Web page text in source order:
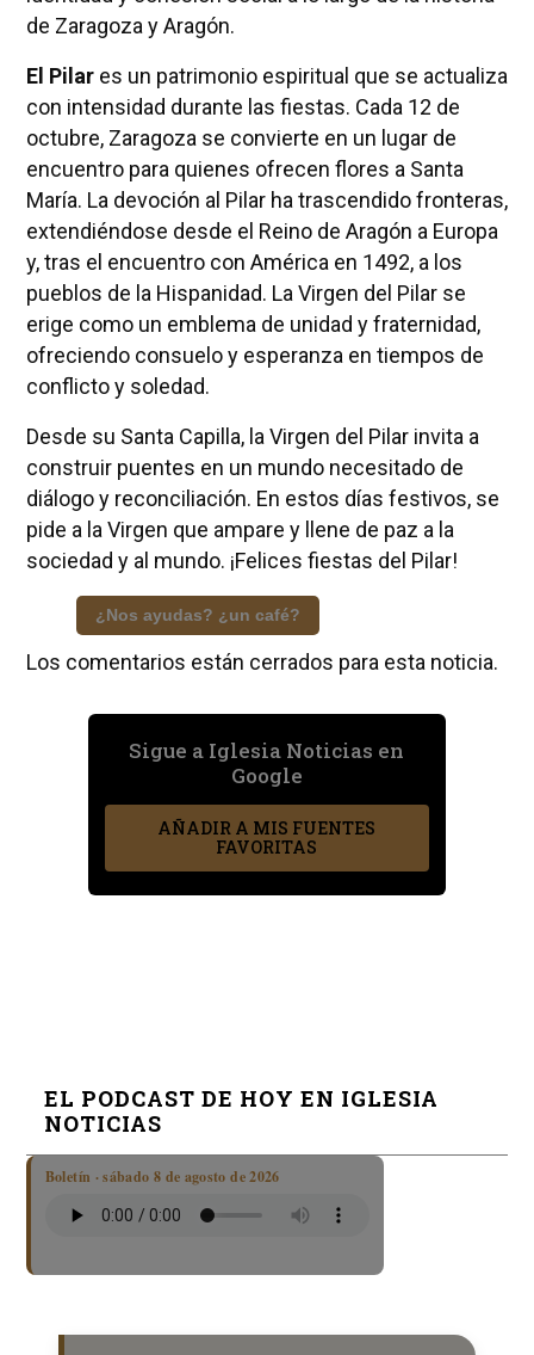
de Zaragoza y Aragón.
El Pilares un patrimonio espiritual que se actualiza
con intensidad durante las fiestas. Cada 12 de
octubre, Zaragoza se convierte en un lugar de
encuentro para quienes ofrecen flores a Santa
María. La devoción al Pilar ha trascendido fronteras,
extendiéndose desde el Reino de Aragón a Europa
y, tras el encuentro con América en 1492, a los
pueblos de la Hispanidad. La Virgen del Pilar se
erige como un emblema de unidad y fraternidad,
ofreciendo consuelo y esperanza en tiempos de
conflicto y soledad.
Desde su Santa Capilla, la Virgen del Pilar invita a
construir puentes en un mundo necesitado de
diálogo y reconciliación. En estos días festivos, se
pide a la Virgen que ampare y llene de paz a la
sociedad y al mundo. ¡Felices fiestas del Pilar!
¿Nos ayudas? ¿un café?
Los comentarios están cerrados para esta noticia.
Sigue a Iglesia Noticias en
Google
AÑADIR A MIS FUENTES
FAVORITAS
EL PODCAST DE HOY EN IGLESIA
NOTICIAS
Boletín · sábado 8 de agosto de 2026